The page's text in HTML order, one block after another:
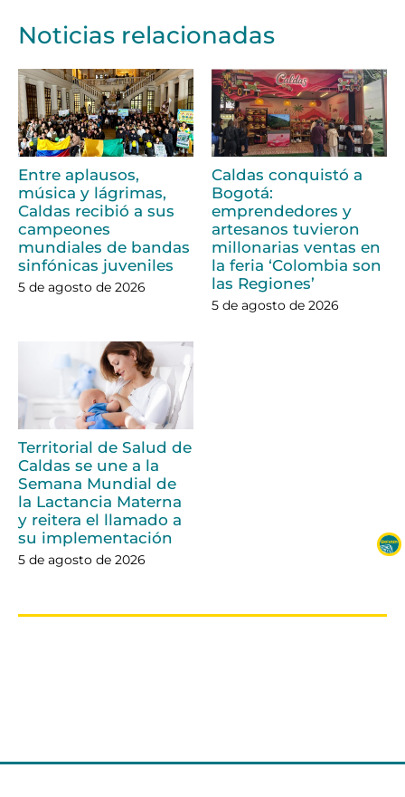
Noticias relacionadas
Entre aplausos,
música y lágrimas,
Caldas recibió a sus
campeones
mundiales de bandas
sinfónicas juveniles
5 de agosto de 2026
Caldas conquistó a
Bogotá:
emprendedores y
artesanos tuvieron
millonarias ventas en
la feria ‘Colombia son
las Regiones’
5 de agosto de 2026
Territorial de Salud de
Caldas se une a la
Semana Mundial de
la Lactancia Materna
y reitera el llamado a
su implementación
5 de agosto de 2026